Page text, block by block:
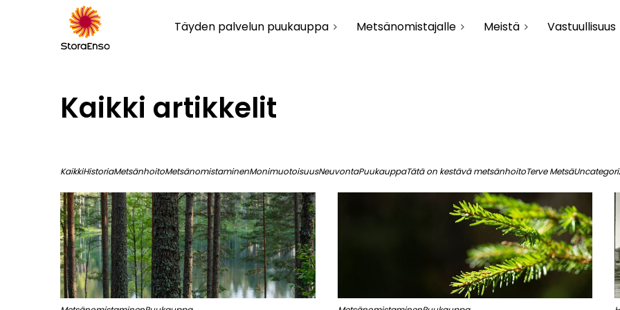
Täyden palvelun puukauppa Metsänomistajalle Meistä Vastuullisuus
Kaikki artikkelit
KaikkiHistoriaMetsänhoitoMetsänomistaminenMonimuotoisuusNeuvontaPuukauppaTätä on kestävä metsänhoitoTerve Metsä